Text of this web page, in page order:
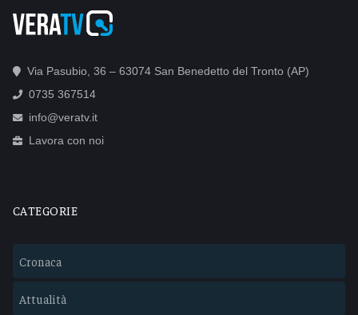
Via Pasubio, 36 – 63074 San Benedetto del Tronto (AP)
0735 367514
info@veratv.it
Lavora con noi
CATEGORIE
Cronaca
Attualità